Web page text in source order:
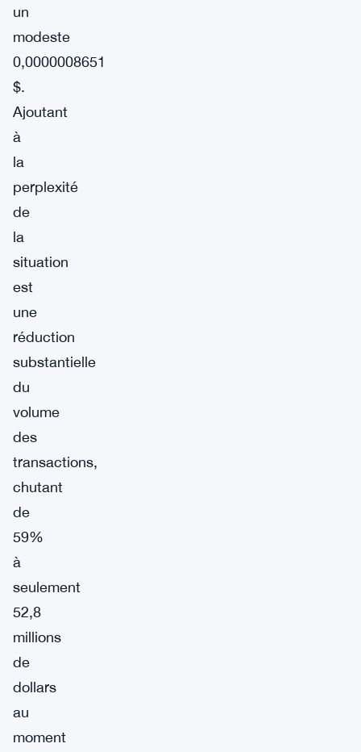
un
modeste
0,0000008651
$.
Ajoutant
à
la
perplexité
de
la
situation
est
une
réduction
substantielle
du
volume
des
transactions,
chutant
de
59%
à
seulement
52,8
millions
de
dollars
au
moment